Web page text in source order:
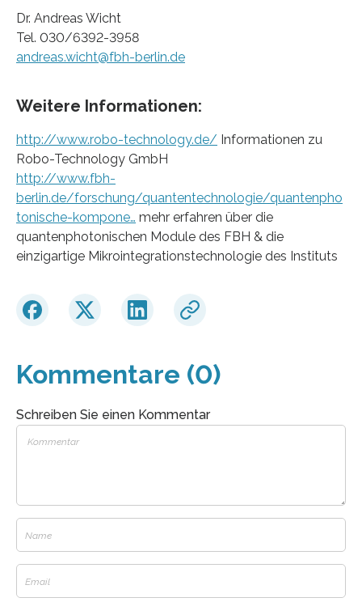
Dr. Andreas Wicht
Tel. 030/6392-3958
andreas.wicht@fbh-berlin.de
Weitere Informationen:
http://www.robo-technology.de/ Informationen zu
Robo-Technology GmbH
http://www.fbh-
berlin.de/forschung/quantentechnologie/quantenpho
tonische-kompone… mehr erfahren über die
quantenphotonischen Module des FBH & die
einzigartige Mikrointegrationstechnologie des Instituts
Kommentare (0)
Schreiben Sie einen Kommentar